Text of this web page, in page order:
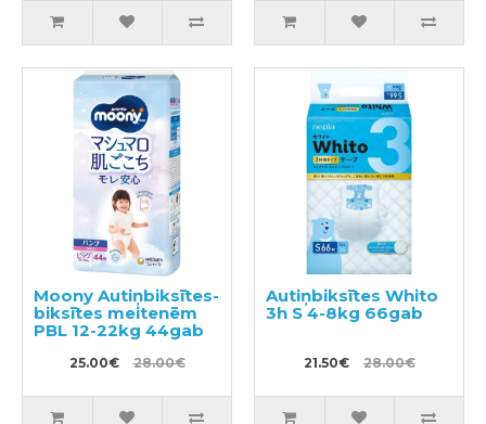
Moony Autiņbiksītes-
biksītes meitenēm
PBL 12-22kg 44gab
25.00€ 28.00€
Autiņbiksītes Whito
3h S 4-8kg 66gab
21.50€ 28.00€